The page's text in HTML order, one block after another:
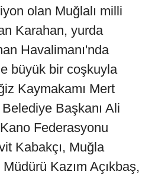
olan Muğlalı milli
Karahan, yurda
Havalimanı'nda
büyük bir coşkuyla
Kaymakamı Mert
Başkanı Ali
Federasyonu
Kabakçı, Muğla
Kazım Açıkbaş,